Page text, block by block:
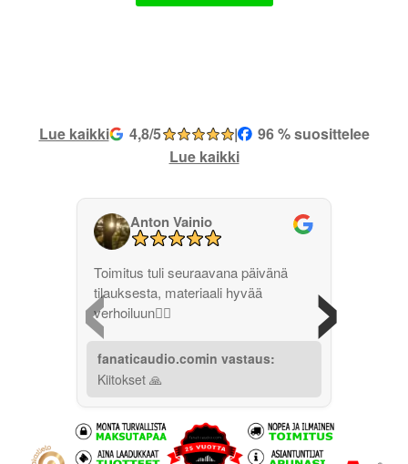
Lue kaikki 4,8/5 |
96 % suosittelee
Lue kaikki
‹
Anton Vainio
Toimitus tuli seuraavana päivänä
tilauksesta, materiaali hyvää
verhoiluun👌🏽
fanaticaudio.comin vastaus:
Kiitokset 🙏
›